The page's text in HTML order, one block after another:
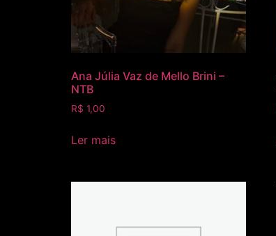
Ana Júlia Vaz de Mello Brini –
NTB
R$ 1,00
Ler mais